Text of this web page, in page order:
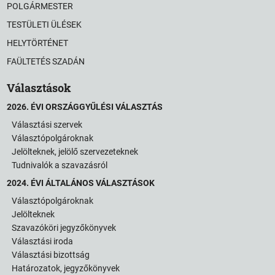
POLGÁRMESTER
TESTÜLETI ÜLÉSEK
HELYTÖRTÉNET
FAÜLTETÉS SZADÁN
Választások
2026. ÉVI ORSZÁGGYŰLÉSI VÁLASZTÁS
Választási szervek
Választópolgároknak
Jelölteknek, jelölő szervezeteknek
Tudnivalók a szavazásról
2024. ÉVI ÁLTALÁNOS VÁLASZTÁSOK
Választópolgároknak
Jelölteknek
Szavazóköri jegyzőkönyvek
Választási iroda
Választási bizottság
Határozatok, jegyzőkönyvek